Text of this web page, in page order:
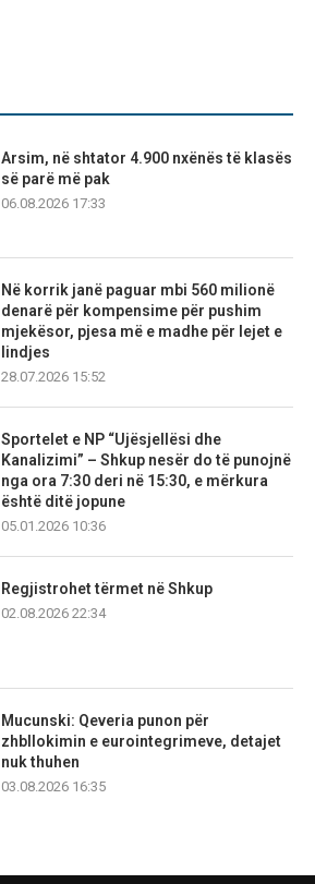
Arsim, në shtator 4.900 nxënës të klasës
së parë më pak
06.08.2026 17:33
Në korrik janë paguar mbi 560 milionë
denarë për kompensime për pushim
mjekësor, pjesa më e madhe për lejet e
lindjes
28.07.2026 15:52
Sportelet e NP “Ujësjellësi dhe
Kanalizimi” – Shkup nesër do të punojnë
nga ora 7:30 deri në 15:30, e mërkura
është ditë jopune
05.01.2026 10:36
Regjistrohet tërmet në Shkup
02.08.2026 22:34
Mucunski: Qeveria punon për
zhbllokimin e eurointegrimeve, detajet
nuk thuhen
03.08.2026 16:35